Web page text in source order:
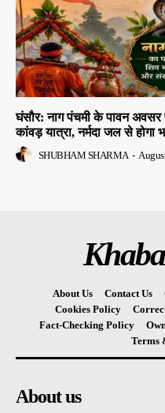
घंसौर: नाग पंचमी के पावन
कांवड़ यात्रा, नर्मदा जल से
SHUBHAM SHARMA -
About Us Contact Us
Cookies Policy
Fact-Checking Policy
Terms
About us